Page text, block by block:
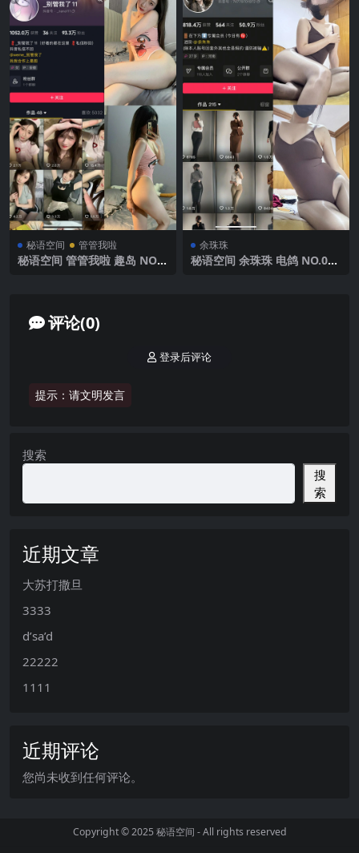
秘语空间 管管我啦
秘语空间 管管我啦 趣岛 NO.0
余珠珠
秘语空间 余珠珠 电鸽 NO.005
评论(0)
提示：请文明发言
登录后评论
搜索
搜
索
近期文章
大苏打撒旦
3333
d’sa’d
22222
1111
近期评论
您尚未收到任何评论。
Copyright © 2025秘语空间 - All rights reserved